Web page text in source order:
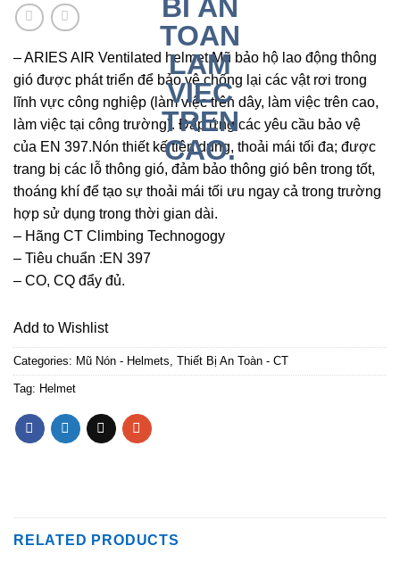
– ARIES AIR Ventilated helmet.Mũ bảo hộ lao động thông
gió được phát triển để bảo vệ chống lại các vật rơi trong
lĩnh vực công nghiệp (làm việc trên dây, làm việc trên cao,
làm việc tại công trường). Đáp ứng các yêu cầu bảo vệ
của EN 397.Nón thiết kế tiện dụng, thoải mái tối đa; được
trang bị các lỗ thông gió, đảm bảo thông gió bên trong tốt,
thoáng khí để tạo sự thoải mái tối ưu ngay cả trong trường
hợp sử dụng trong thời gian dài.
– Hãng CT Climbing Technogogy
– Tiêu chuẩn :EN 397
– CO, CQ đẩy đủ.
Add to Wishlist
Categories: Mũ Nón - Helmets Thiết Bị An Toàn - CT
Tag: Helmet
RELATED PRODUCTS